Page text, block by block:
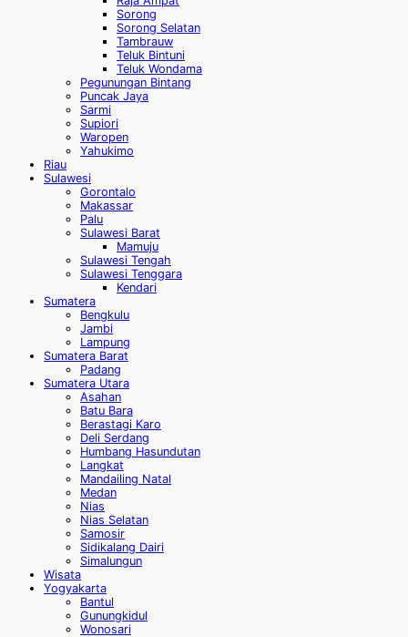
Sorong
Sorong Selatan
Tambrauw
Teluk Bintuni
Teluk Wondama
Pegunungan Bintang
Puncak Jaya
Sarmi
Supiori
Waropen
Yahukimo
Riau
Sulawesi
Gorontalo
Makassar
Palu
Sulawesi Barat
Mamuju
Sulawesi Tengah
Sulawesi Tenggara
Kendari
Sumatera
Bengkulu
Jambi
Lampung
Sumatera Barat
Padang
Sumatera Utara
Asahan
Batu Bara
Berastagi Karo
Deli Serdang
Humbang Hasundutan
Langkat
Mandailing Natal
Medan
Nias
Nias Selatan
Samosir
Sidikalang Dairi
Simalungun
Wisata
Yogyakarta
Bantul
Gunungkidul
Wonosari